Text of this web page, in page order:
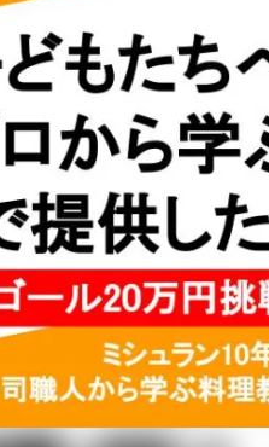
書籍・雑誌
チャレンジ
化